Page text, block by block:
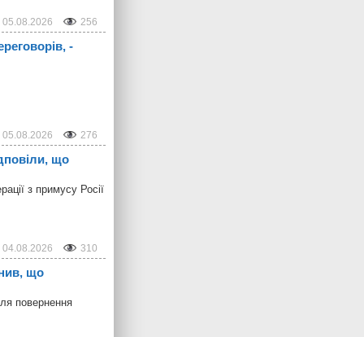
05.08.2026 256
-
05.08.2026 276
що
з примусу Росії
04.08.2026 310
що
повернення